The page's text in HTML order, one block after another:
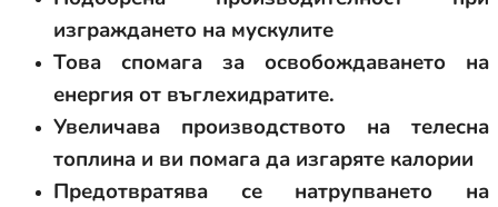
изграждането на мускулите
Това спомага за освобождаването на
енергия от въглехидратите.
Увеличава производството на телесна
топлина и ви помага да изгаряте калории
Предотвратява се натрупването на